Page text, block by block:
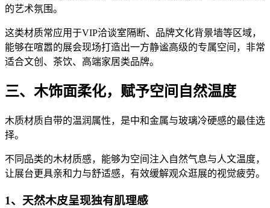
的艺术氛围。
这类材质常应用于VIP洽谈室隔断、品牌文化背景墙等区域，
能够在喧嚣的展会现场打造出一方静谧高级的专属空间，非常
适合文创、茶饮、高端家居类品牌。
三、木饰面柔化，赋予空间自然温度
木质材质自带的温润属性，是中和金属与玻璃冷硬感的最佳选
择。
不同品类的木材质感，能够为空间注入自然气息与人文温度，
让展台更具亲和力与舒适感，有效缓解观众逛展的视觉疲劳。
1、天然木皮呈现独有肌理感